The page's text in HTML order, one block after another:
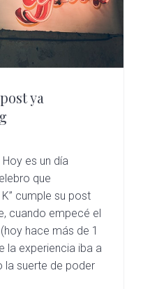
ya
es un día
que
cumple su post
cuando empecé el
hace más de 1
la experiencia iba a
la suerte de poder